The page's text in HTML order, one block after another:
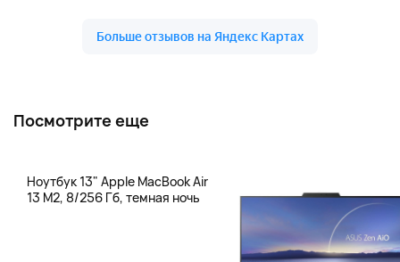
Посмотрите еще
Ноутбук 13" Apple MacBook Air
13 M2, 8/256 Гб, темная ночь